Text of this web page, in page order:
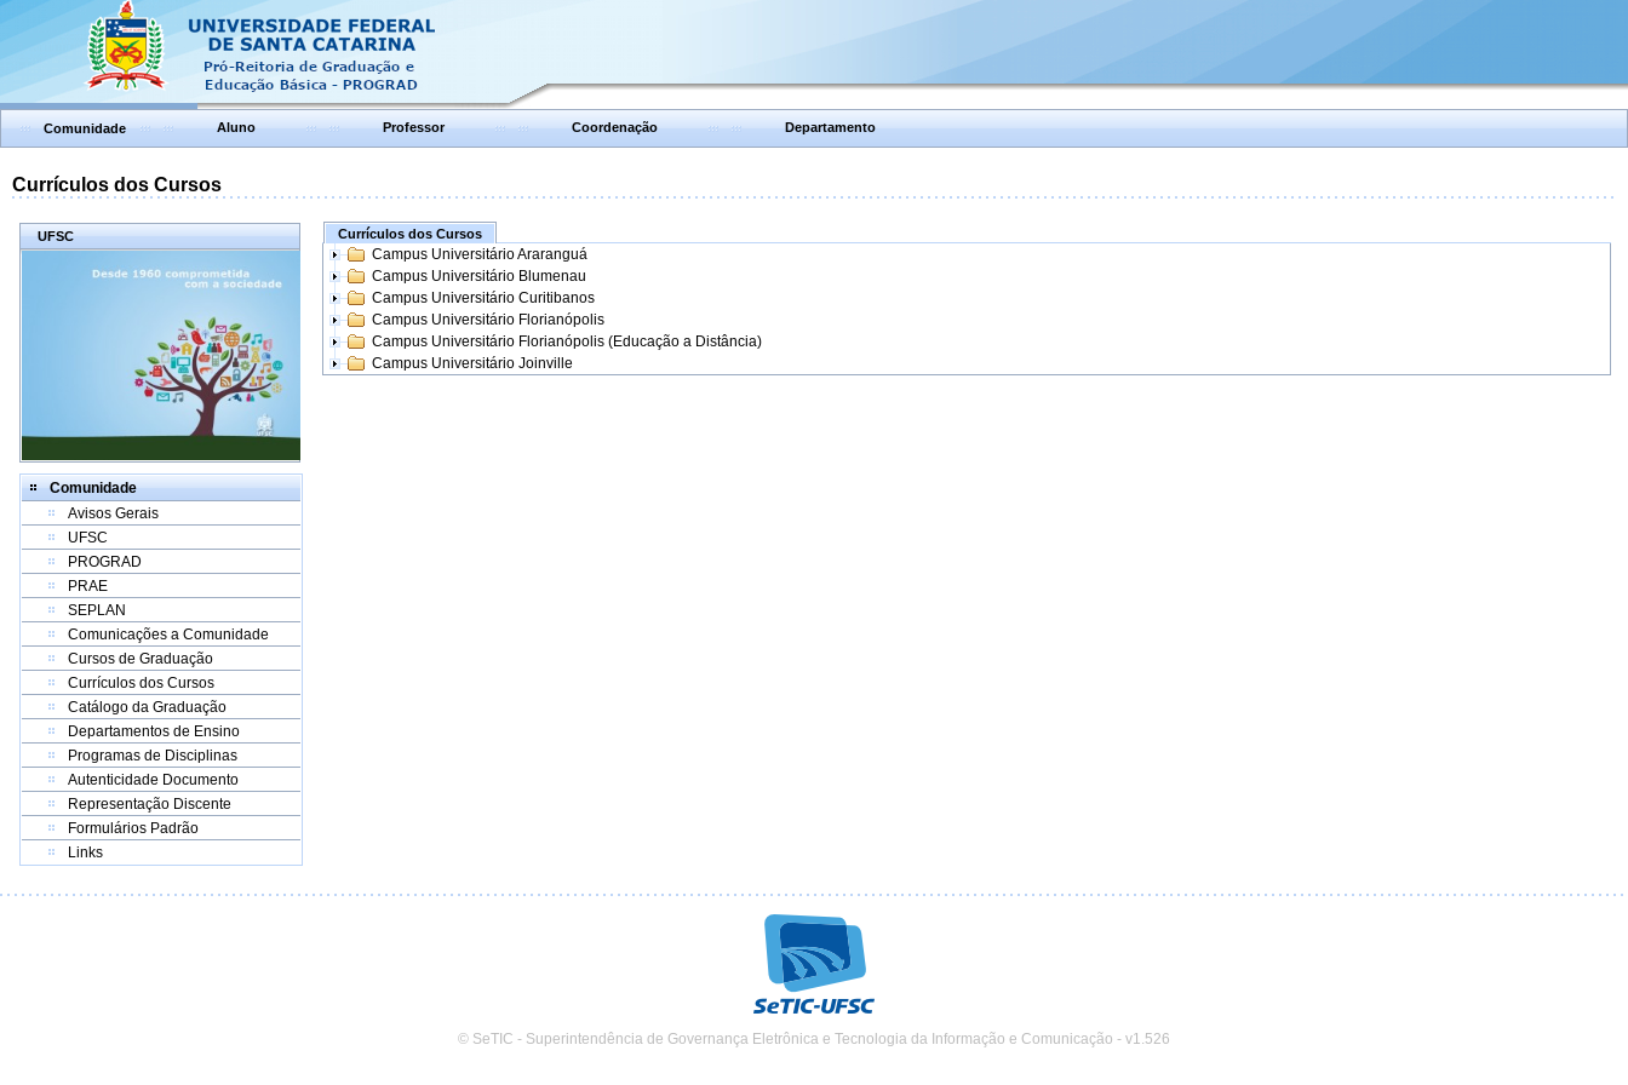
Comunidade Aluno Professor Coordenação Departamento
Currículos dos Cursos
UFSC
Comunidade
Avisos Gerais
UFSC
PROGRAD
PRAE
SEPLAN
Comunicações a Comunidade
Cursos de Graduação
Currículos dos Cursos
Catálogo da Graduação
Departamentos de Ensino
Programas de Disciplinas
Autenticidade Documento
Representação Discente
Formulários Padrão
Links
Currículos dos Cursos
Campus Universitário Araranguá
Campus Universitário Blumenau
Campus Universitário Curitibanos
Campus Universitário Florianópolis
Campus Universitário Florianópolis (Educação a Distância)
Campus Universitário Joinville
© SeTIC - Superintendência de Governança Eletrônica e Tecnologia da Informação e Comunicação - v1.526